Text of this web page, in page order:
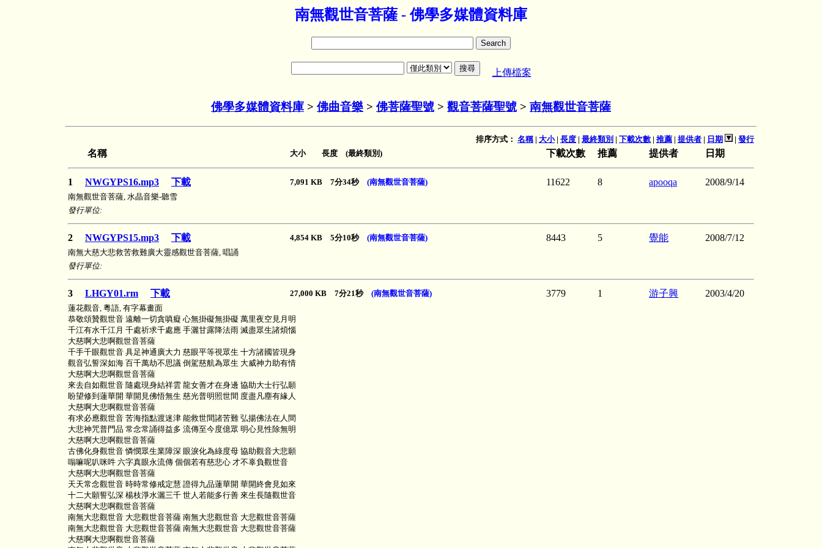
南無觀世音菩薩 - 佛學多媒體資料庫
上傳檔案
佛學多媒體資料庫 > 佛曲音樂 > 佛菩薩聖號 > 觀音菩薩聖號 > 南無觀世音菩薩
排序方式： 名稱| 大小| 長度 | 最終類別 | 下載次數 | 推薦 | 提供者 | 日期 | 發行
名稱 大小 長度 (最終類別) 下載次數 推薦 提供者 日期
1 NWGYPS16.mp3 下載 7,091 KB 7分34秒 (南無觀世音菩薩) 11622 8 apooqa 2008/9/14
南無觀世音菩薩, 水晶音樂-聽雪
發行單位:
2 NWGYPS15.mp3 下載 4,854 KB 5分10秒 (南無觀世音菩薩) 8443 5 覺能 2008/7/12
南無大慈大悲救苦救難廣大靈感觀世音菩薩, 唱誦
發行單位:
3 LHGY01.rm 下載 27,000 KB 7分21秒 (南無觀世音菩薩) 3779 1 游子興 2003/4/20
蓮花觀音, 粵語, 有字幕畫面
恭敬頌贊觀世音 遠離一切貪嗔癡 心無掛礙無掛礙 萬里夜空見月明
千江有水千江月 千處祈求千處應 手灑甘露降法雨 滅盡眾生諸煩惱
大慈啊大悲啊觀世音菩薩
千手千眼觀世音 具足神通廣大力 慈眼平等視眾生 十方諸國皆現身
觀音弘誓深如海 百千萬劫不思議 倒駕慈航為眾生 大威神力助有情
大慈啊大悲啊觀世音菩薩
來去自如觀世音 隨處現身結祥雲 龍女善才在身邊 協助大士行弘願
盼望修到蓮華開 華開見佛悟無生 慈光普明照世間 度盡凡塵有緣人
大慈啊大悲啊觀世音菩薩
有求必應觀世音 苦海指點渡迷津 能救世間諸苦難 弘揚佛法在人間
大悲神咒普門品 常念常誦得益多 流傳至今度億眾 明心見性除無明
大慈啊大悲啊觀世音菩薩
古佛化身觀世音 憐憫眾生業障深 眼淚化為綠度母 協助觀音大悲願
嗡嘛呢叭咪吽 六字真眼永流傳 個個若有慈悲心 才不辜負觀世音
大慈啊大悲啊觀世音菩薩
天天常念觀世音 時時常修戒定慧 證得九品蓮華開 華開終會見如來
十二大願誓弘深 楊枝淨水灑三千 世人若能多行善 來生長隨觀世音
大慈啊大悲啊觀世音菩薩
南無大悲觀世音 大悲觀世音菩薩 南無大悲觀世音 大悲觀世音菩薩
南無大悲觀世音 大悲觀世音菩薩 南無大悲觀世音 大悲觀世音菩薩
大慈啊大悲啊觀世音菩薩